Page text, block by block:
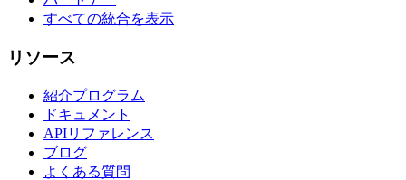
すべての統合を表示
リソース
紹介プログラム
ドキュメント
APIリファレンス
ブログ
よくある質問